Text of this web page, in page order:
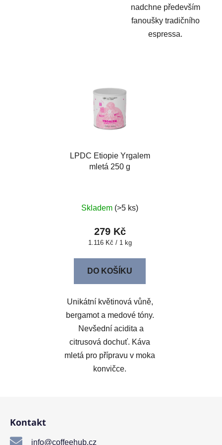
nadchne především
fanoušky tradičního
espressa.
LPDC Etiopie Yrgalem
mletá 250 g
Skladem (>5 ks)
279 Kč
Měrná
1.116 Kč / 1 kg
DO KOŠÍKU
Unikátní květinová vůně,
bergamot a medové tóny.
Nevšední acidita a
citrusová dochuť. Káva
mletá pro přípravu v moka
konvičce.
Kontakt
info@coffeehub.cz